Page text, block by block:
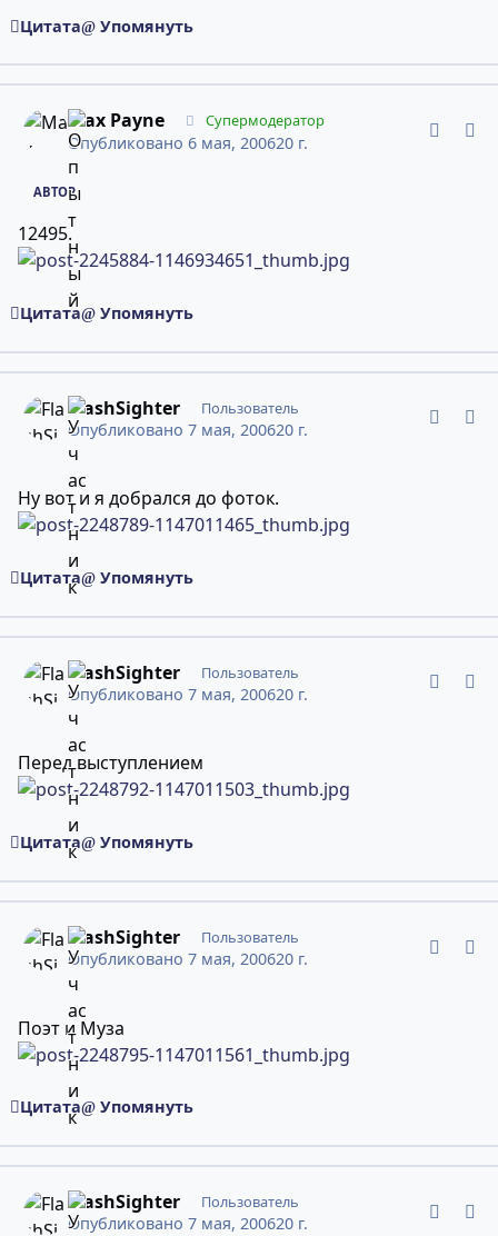
Цитата Упомянуть
Max Payne Супермодератор
Опубликовано 6 мая, 200620 г.
АВТОР
12495.
Цитата Упомянуть
FlashSighter Пользователь
Опубликовано 7 мая, 200620 г.
Ну вот и я добрался до фоток.
Цитата Упомянуть
FlashSighter Пользователь
Опубликовано 7 мая, 200620 г.
Перед выступлением
Цитата Упомянуть
FlashSighter Пользователь
Опубликовано 7 мая, 200620 г.
Поэт и Муза
Цитата Упомянуть
FlashSighter Пользователь
Опубликовано 7 мая, 200620 г.